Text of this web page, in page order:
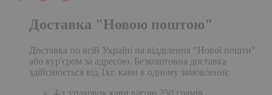
Доставка "Новою поштою"
Доставка по всій Україні на відділення "Нової пошти"
або кур'єром за адресою. Безкоштовна доставка
здійснюється від 1кг. кави в одному замовленні: